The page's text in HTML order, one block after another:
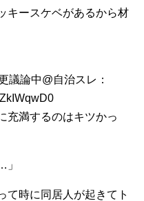
キースケベがあるから材
議論中@自治スレ：
充満するのはキツかっ
て時に同居人が起きてト